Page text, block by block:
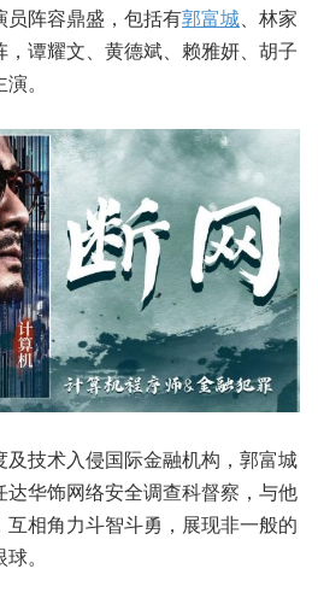
员阵容鼎盛，包括有郭富城、林家
谭耀文、黄德斌、赖雅妍、胡子
。
技术入侵国际金融机构，郭富城
华饰网络安全调查科督察，与他
相角力斗智斗勇，展现非一般的
。